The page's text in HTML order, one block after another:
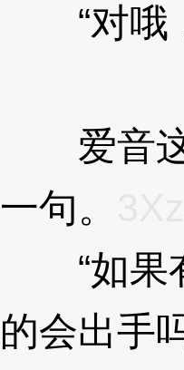
“对哦，
爱音这
一句。
“如果有
的会出手